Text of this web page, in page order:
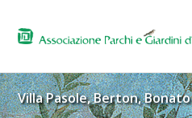
Villa Pasole, Berton, Bonato